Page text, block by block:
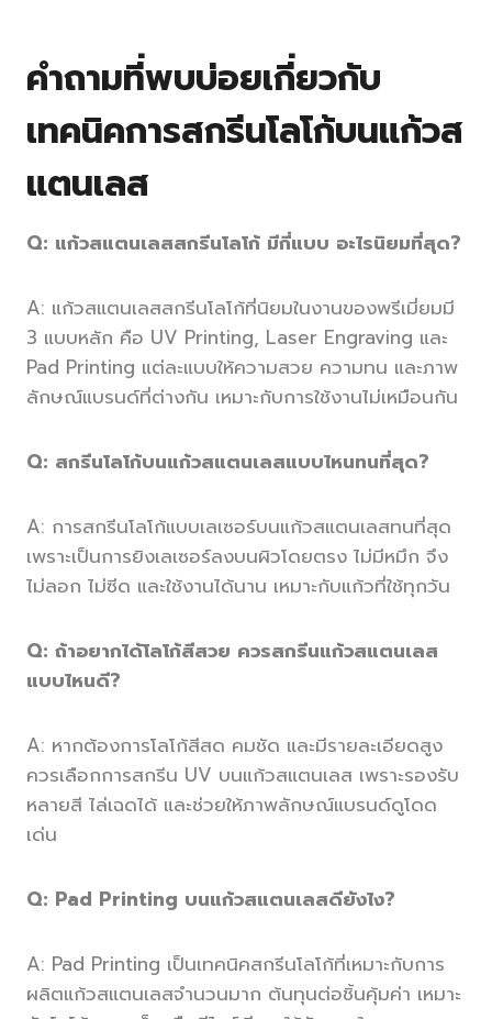
คำถามที่พบบ่อยเกี่ยวกับ
เทคนิคการสกรีนโลโก้บนแก้วส
แตนเลส
Q: แก้วสแตนเลสสกรีนโลโก้ มีกี่แบบ อะไรนิยมที่สุด?
A: แก้วสแตนเลสสกรีนโลโก้ที่นิยมในงานของพรีเมี่ยมมี
3 แบบหลัก คือ UV Printing, Laser Engraving และ
Pad Printing แต่ละแบบให้ความสวย ความทน และภาพ
ลักษณ์แบรนด์ที่ต่างกัน เหมาะกับการใช้งานไม่เหมือนกัน
Q: สกรีนโลโก้บนแก้วสแตนเลสแบบไหนทนที่สุด?
A: การสกรีนโลโก้แบบเลเซอร์บนแก้วสแตนเลสทนที่สุด
เพราะเป็นการยิงเลเซอร์ลงบนผิวโดยตรง ไม่มีหมึก จึง
ไม่ลอก ไม่ซีด และใช้งานได้นาน เหมาะกับแก้วที่ใช้ทุกวัน
Q: ถ้าอยากได้โลโก้สีสวย ควรสกรีนแก้วสแตนเลส
แบบไหนดี?
A: หากต้องการโลโก้สีสด คมชัด และมีรายละเอียดสูง
ควรเลือกการสกรีน UV บนแก้วสแตนเลส เพราะรองรับ
หลายสี ไล่เฉดได้ และช่วยให้ภาพลักษณ์แบรนด์ดูโดด
เด่น
Q: Pad Printing บนแก้วสแตนเลสดียังไง?
A: Pad Printing เป็นเทคนิคสกรีนโลโก้ที่เหมาะกับการ
ผลิตแก้วสแตนเลสจำนวนมาก ต้นทุนต่อชิ้นคุ้มค่า เหมาะ